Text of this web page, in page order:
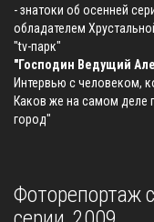
- знатоки об осенней
обладателем
"tv-парк"
"Господин Ведущий
Интервью с человеком,
Каков же на самом деле
город"
Фоторепортаж